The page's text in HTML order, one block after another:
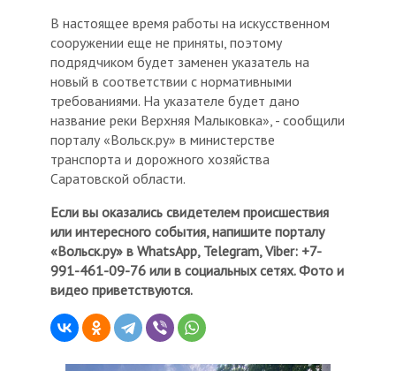
В настоящее время работы на искусственном
сооружении еще не приняты, поэтому
подрядчиком будет заменен указатель на
новый в соответствии с нормативными
требованиями. На указателе будет дано
название реки Верхняя Малыковка», - сообщили
порталу «Вольск.ру» в министерстве
транспорта и дорожного хозяйства
Саратовской области.
Если вы оказались свидетелем происшествия
или интересного события, напишите порталу
«Вольск.ру» в WhatsApp, Telegram, Viber: +7-
991-461-09-76 или в социальных сетях. Фото и
видео приветствуются.